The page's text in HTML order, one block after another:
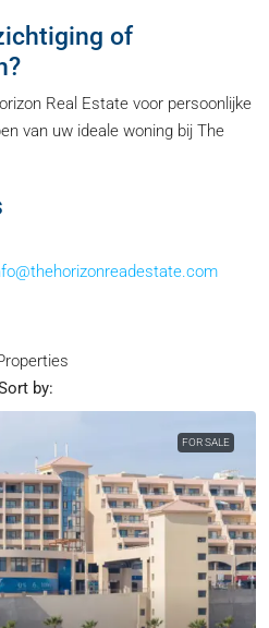
of
Real Estate voor persoonlijke
van uw ideale woning bij The
by:
FOR SALE